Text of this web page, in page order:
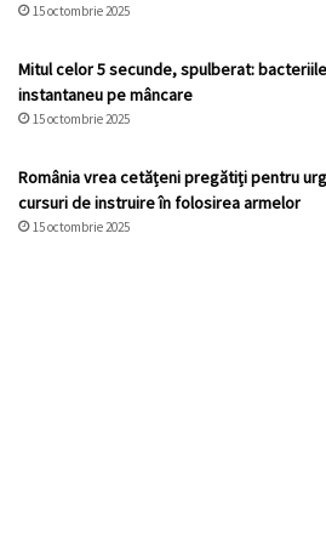
15 octombrie 2025
Mitul celor 5 secunde, spulberat:
instantaneu pe mâncare
15 octombrie 2025
România vrea cetățeni pregătiți pentru
cursuri de instruire în folosirea armelor
15 octombrie 2025